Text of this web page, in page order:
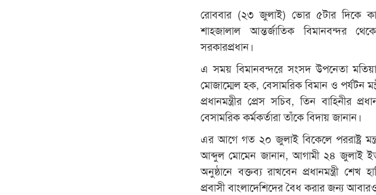
রোববার (২৩ জুলাই) ভোর ৫টার দিকে
শাহজালাল আন্তর্জাতিক বিমানবন্দর
সরকারপ্রধান।
এ সময় বিমানবন্দরে সংসদ উপনেতা
মোজাম্মেল হক, বেসামরিক বিমান ও পর্যটন
প্রধানমন্ত্রীর প্রেস সচিব, তিন বাহিনীর
বেসামরিক কর্মকর্তারা তাঁকে বিদায় জানান।
এর আগে গত ২০ জুলাই বিকেলে পররাষ্ট্র
আব্দুল মোমেন জানান, আগামী ২৪ জুলাই
অনুষ্ঠানে বক্তব্য রাখবেন প্রধানমন্ত্রী
প্রবাসী বাংলাদেশিদের বৈধ করার জন্য